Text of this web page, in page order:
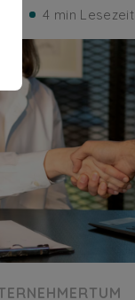
4 min Lesezeit